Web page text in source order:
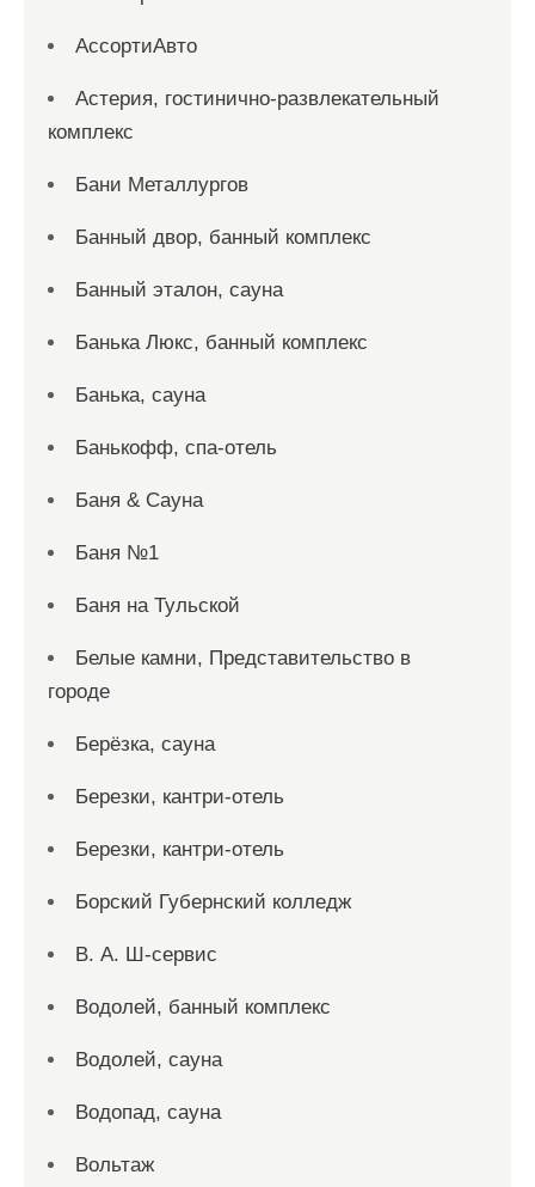
АссортиАвто
Астерия, гостинично-развлекательный
комплекс
Бани Металлургов
Банный двор, банный комплекс
Банный эталон, сауна
Банька Люкс, банный комплекс
Банька, сауна
Банькофф, спа-отель
Баня & Сауна
Баня №1
Баня на Тульской
Белые камни, Представительство в
городе
Берёзка, сауна
Березки, кантри-отель
Березки, кантри-отель
Борский Губернский колледж
В. А. Ш-сервис
Водолей, банный комплекс
Водолей, сауна
Водопад, сауна
Вольтаж